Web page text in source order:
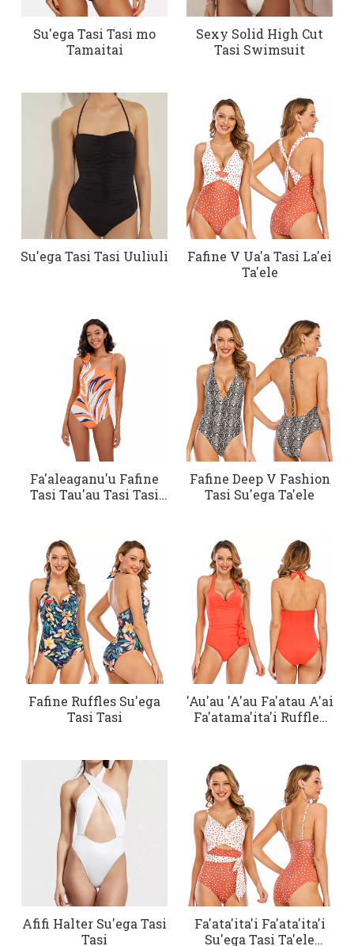
Su'ega Tasi Tasi mo
Tamaitai
Sexy Solid High Cut
Tasi Swimsuit
Su'ega Tasi Tasi Uuliuli
Fafine V Ua'a Tasi La'ei
Ta'ele
Fa'aleaganu'u Fafine
Tasi Tau'au Tasi Tasi
Fafine Deep V Fashion
Tasi Su'ega Ta'ele
Fafine Ruffles Su'ega
Tasi Tasi
'Au'au 'A'au Fa'atau A'ai
Fa'atama'ita'i Ruffles
Afifi Halter Su'ega Tasi
Tasi
Fa'ata'ita'i Fa'ata'ita'i
Su'ega Tasi Ta'ele